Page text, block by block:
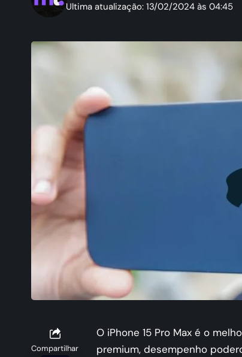
Ultima atualização: 13/02/2024 às 04:45
Compartilhar
O iPhone 15 Pro Max é o
premium, desempenho